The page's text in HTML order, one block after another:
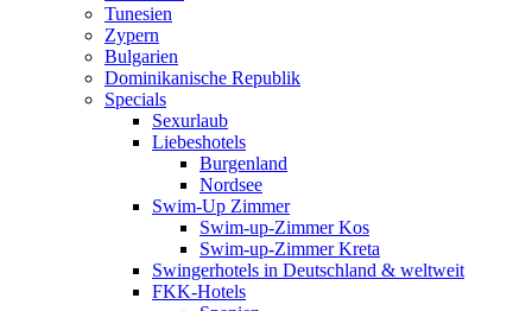
Tunesien
Zypern
Bulgarien
Dominikanische Republik
Specials
Sexurlaub
Liebeshotels
Burgenland
Nordsee
Swim-Up Zimmer
Swim-up-Zimmer Kos
Swim-up-Zimmer Kreta
Swingerhotels in Deutschland & weltweit
FKK-Hotels